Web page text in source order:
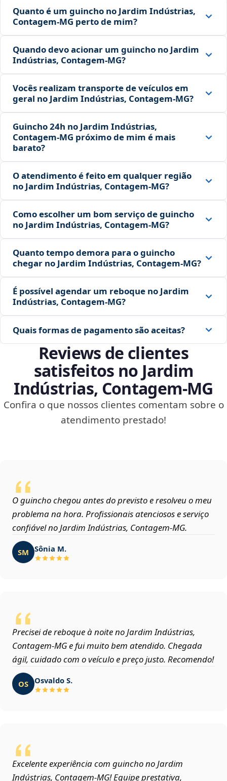
Quanto é um guincho no Jardim Indústrias,
Contagem‑MG perto de mim?
Quando devo acionar um guincho no Jardim
Indústrias, Contagem‑MG?
Vocês realizam transporte de veículos em
geral no Jardim Indústrias, Contagem‑MG?
Guincho 24h no Jardim Indústrias,
Contagem‑MG próximo de mim é mais
barato?
O atendimento é feito em qualquer região
no Jardim Indústrias, Contagem‑MG?
Como escolher um bom serviço de guincho
no Jardim Indústrias, Contagem‑MG?
Quanto tempo demora para o guincho
chegar no Jardim Indústrias, Contagem‑MG?
É possível agendar um reboque no Jardim
Indústrias, Contagem‑MG?
Quais formas de pagamento são aceitas?
Reviews de clientes
satisfeitos no Jardim
Indústrias, Contagem‑MG
Confira o que nossos clientes comentam sobre o
atendimento prestado!
O guincho chegou antes do previsto e resolveu o meu
problema na hora. Profissionais atenciosos e serviço
confiável no Jardim Indústrias, Contagem‑MG.
SM Sônia M.
Precisei de reboque à noite no Jardim Indústrias,
Contagem‑MG e fui muito bem atendido. Chegada
ágil, cuidado com o veículo e preço justo. Recomendo!
OS Osvaldo S.
Excelente experiência com guincho no Jardim
Indústrias, Contagem‑MG! Equipe prestativa,